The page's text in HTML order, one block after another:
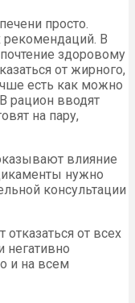
просто.
рекомендаций. В
здоровому
от жирного,
есть как можно
рацион вводят
на пару,
влияние
нужно
консультации
от всех
и на всем